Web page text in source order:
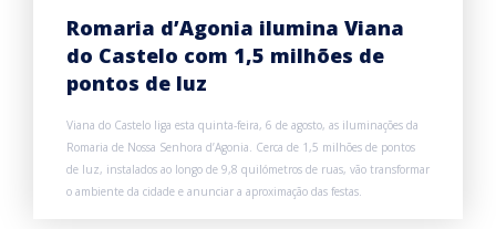
Romaria d’Agonia ilumina Viana
do Castelo com 1,5 milhões de
pontos de luz
Viana do Castelo liga esta quinta-feira, 6 de agosto, as iluminações da
Romaria de Nossa Senhora d’Agonia. Cerca de 1,5 milhões de pontos
de luz, instalados ao longo de 9,8 quilómetros de ruas, vão transformar
o ambiente da cidade e anunciar a aproximação das festas.